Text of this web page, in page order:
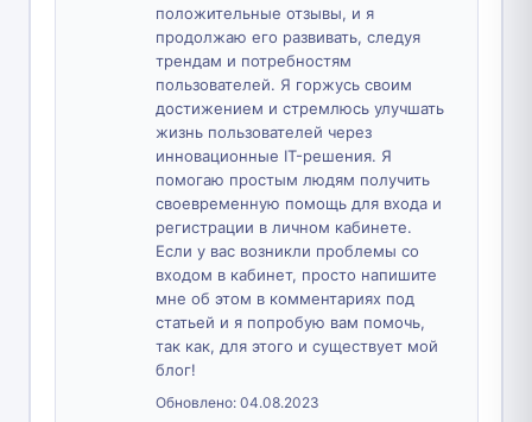
положительные отзывы, и я
продолжаю его развивать, следуя
трендам и потребностям
пользователей. Я горжусь своим
достижением и стремлюсь улучшать
жизнь пользователей через
инновационные IT-решения. Я
помогаю простым людям получить
своевременную помощь для входа и
регистрации в личном кабинете.
Если у вас возникли проблемы со
входом в кабинет, просто напишите
мне об этом в комментариях под
статьей и я попробую вам помочь,
так как, для этого и существует мой
блог!
Обновлено: 04.08.2023